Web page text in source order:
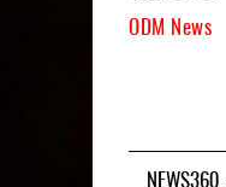
ODM News
NEWS360